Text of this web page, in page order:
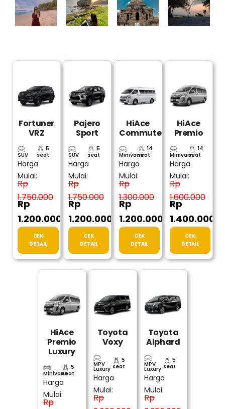
Tarik,
HTM
Tarik,
Buka,
HTM
Tarik,
HTM
Tarik,
Buka,
HTM
Fortuner
VRZ
SUV
5
seat
Harga
Mulai:
Rp
1.750.000
Rp
1.200.000
CEK
DETAIL
Pajero
Sport
SUV
5
seat
Harga
Mulai:
Rp
1.750.000
Rp
1.200.000
CEK
DETAIL
HiAce
Commuter
Minivans
14
seat
Harga
Mulai:
Rp
1.300.000
Rp
1.200.000
CEK
DETAIL
HiAce
Premio
Minivans
14
seat
Harga
Mulai:
Rp
1.600.000
Rp
1.400.000
CEK
DETAIL
HiAce
Premio
Luxury
Minivans
5
seat
Harga
Mulai:
Rp
Toyota
Voxy
MPV
Luxury
5
seat
Harga
Mulai:
Rp
Toyota
Alphard
MPV
Luxury
5
seat
Harga
Mulai:
Rp